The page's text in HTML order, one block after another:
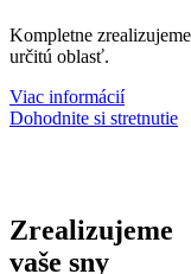
Kompletne
určitú oblasť.
Viac informácií
Dohodnite si stretnutie
Zrealizujeme
vaše sny